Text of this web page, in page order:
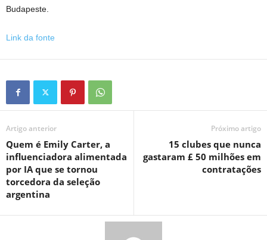
Budapeste.
Link da fonte
Artigo anterior
Quem é Emily Carter, a
influenciadora alimentada
por IA que se tornou
torcedora da seleção
argentina
Próximo artigo
15 clubes que nunca
gastaram £ 50 milhões em
contratações